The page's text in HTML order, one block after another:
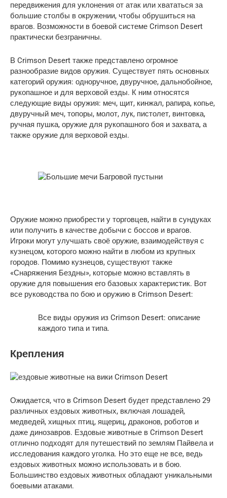
передвижения для уклонения от атак или хвататься за
большие столбы в окружении, чтобы обрушиться на
врагов. Возможности в боевой системе Crimson Desert
практически безграничны.
В Crimson Desert также представлено огромное
разнообразие видов оружия. Существует пять основных
категорий оружия: одноручное, двуручное, дальнобойное,
рукопашное и для верховой езды. К ним относятся
следующие виды оружия: меч, щит, кинжал, рапира, копье,
двуручный меч, топоры, молот, лук, пистолет, винтовка,
ручная пушка, оружие для рукопашного боя и захвата, а
также оружие для верховой езды.
Оружие можно приобрести у торговцев, найти в сундуках
или получить в качестве добычи с боссов и врагов.
Игроки могут улучшать своё оружие, взаимодействуя с
кузнецом, которого можно найти в любом из крупных
городов. Помимо кузнецов, существуют также
«Снаряжения Бездны», которые можно вставлять в
оружие для повышения его базовых характеристик. Вот
все руководства по бою и оружию в Crimson Desert:
Все виды оружия из Crimson Desert: описание
каждого типа и типа.
Крепления
Ожидается, что в Crimson Desert будет представлено 29
различных ездовых животных, включая лошадей,
медведей, хищных птиц, ящериц, драконов, роботов и
даже динозавров. Ездовые животные в Crimson Desert
отлично подходят для путешествий по землям Пайвела и
исследования каждого уголка. Но это еще не все, ведь
ездовых животных можно использовать и в бою.
Большинство ездовых животных обладают уникальными
боевыми атаками.